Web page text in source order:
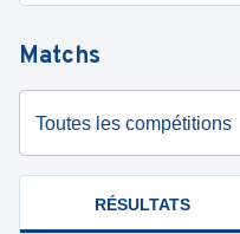
Matchs
Toutes les compétitions
RÉSULTATS